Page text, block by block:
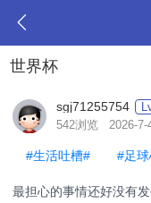
世界杯
sgj71255754
542浏览 2026-7-
#生活吐槽# #足
最担心的事情还好没有